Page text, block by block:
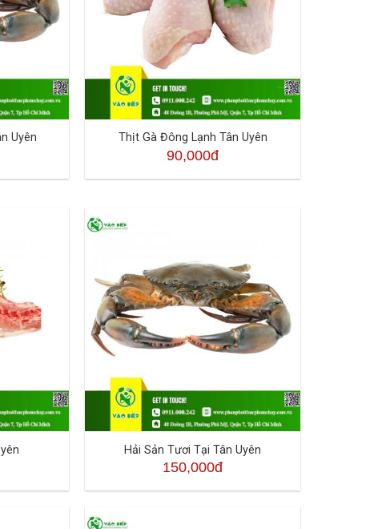
cả nước bao gồm:
Định, Bình Phước, Bình Thuận, Cà Mau, Cao
Hà Nam,Sài Gòn, Khánh Hòa, Kiên Giang, Kon
Phú Thọ, Phú Yên, Quảng Bình, Quảng Nam,
Tiền Giang, Trà Vinh, Tuyên Quang, Vĩnh Long,
Uyên Thịt Gà Đông Lạnh Tân Uyên
90,000đ
Hải Sản Tươi Tại Tân Uyên
150,000đ